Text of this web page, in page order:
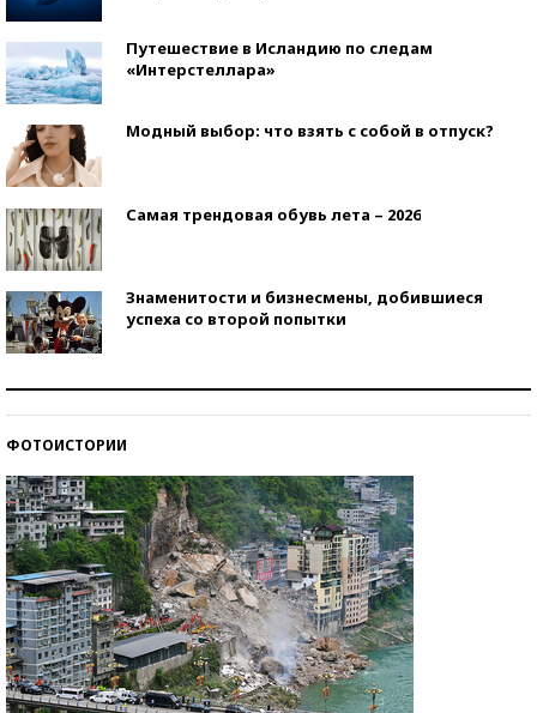
Путешествие в Исландию по следам
«Интерстеллара»
Модный выбор: что взять с собой в отпуск?
Самая трендовая обувь лета – 2026
Знаменитости и бизнесмены, добившиеся
успеха со второй попытки
ФОТОИСТОРИИ